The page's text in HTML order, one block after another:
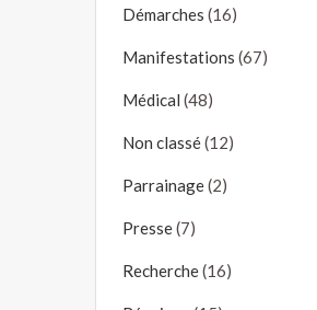
Démarches (16)
Manifestations (67)
Médical (48)
Non classé(12)
Parrainage(2)
Presse(7)
Recherche(16)